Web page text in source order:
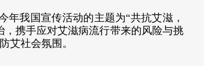
年我国宣传活动的主题为“共抗艾滋，
携手应对艾滋病流行带来的风险与挑
艾社会氛围。